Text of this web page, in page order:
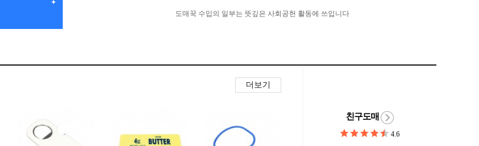
도매꾹 수입의 일부는 뜻깊은 사회공헌 활동에 쓰입니다
더보기
친구도매
4.6